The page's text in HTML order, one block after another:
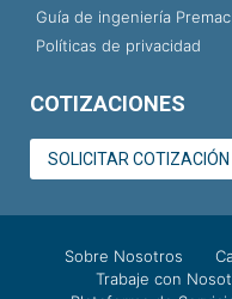
Guía de ingeniería Premac
Políticas de privacidad
COTIZACIONES
SOLICITAR COTIZACIÓN
Sobre Nosotros
Trabaje con